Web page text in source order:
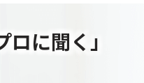
ロに聞く」